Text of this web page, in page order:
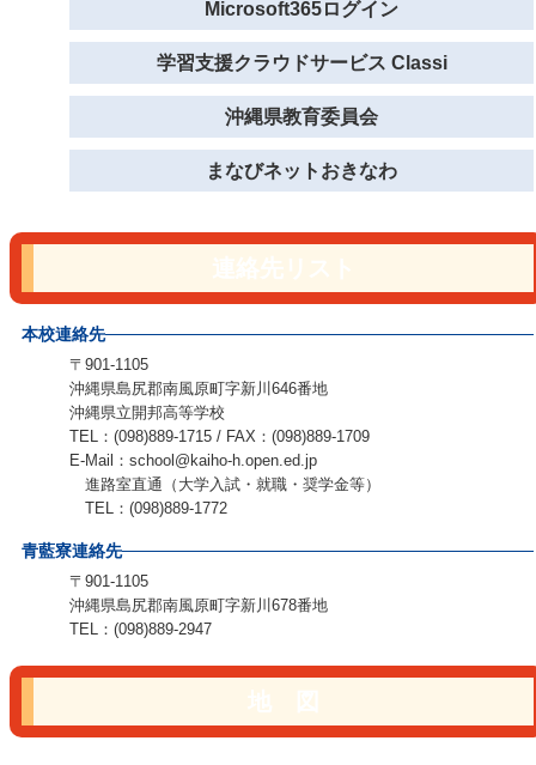
Microsoft365ログイン
学習支援クラウドサービス Classi
沖縄県教育委員会
まなびネットおきなわ
本校連絡先
〒901-1105
沖縄県島尻郡南風原町字新川646番地
沖縄県立開邦高等学校
TEL：(098)889-1715 / FAX：(098)889-1709
E-Mail：school@kaiho-h.open.ed.jp
進路室直通（大学入試・就職・奨学金等）
TEL：(098)889-1772
青藍寮連絡先
〒901-1105
沖縄県島尻郡南風原町字新川678番地
TEL：(098)889-2947